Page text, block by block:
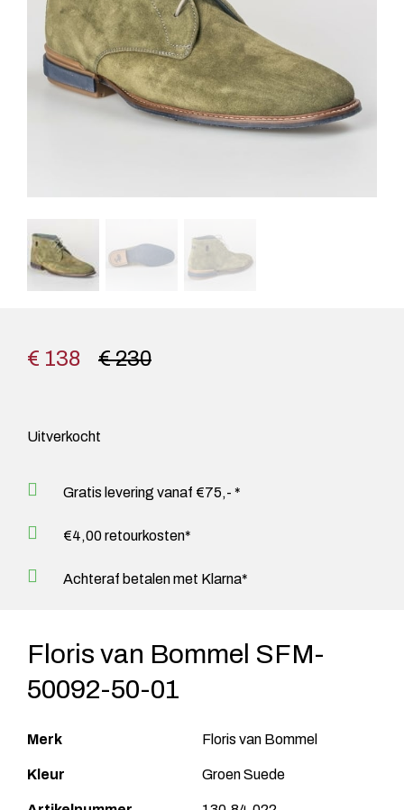
€ 230
€ 138
Uitverkocht
Gratis levering vanaf €75,- *
€4,00 retourkosten*
Achteraf betalen met Klarna*
Floris van Bommel SFM-
50092-50-01
Merk Floris van Bommel
Kleur Groen Suede